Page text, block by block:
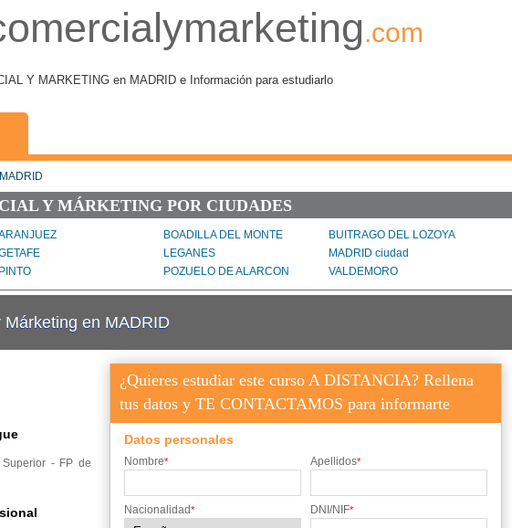
.com
Y MARKETING en MADRID e Información para estudiarlo
Y MÁRKETING POR CIUDADES
BOADILLA DEL MONTE
BUITRAGO DEL LOZOYA
LEGANES
MADRID ciudad
PINTO POZUELO DE ALARCON VALDEMORO
en MADRID
¿Quieres estudiar este curso A DISTANCIA? Rellena
tus datos y TE CONTACTAMOS para informarte
Datos personales
Nombre* Apellidos*
Nacionalidad* DNI/NIF*
Superior - FP de